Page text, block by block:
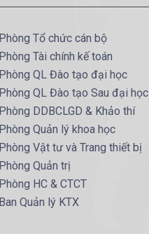
Phòng Tổ chức cán bộ
Phòng Tài chính kế toán
Phòng QL Đào tạo đại học
Phòng QL Đào tạo Sau đại học
Phòng DDBCLGD & Khảo thí
Phòng Quản lý khoa học
Phòng Vật tư và Trang thiết bị
Phòng Quản trị
Phòng HC & CTCT
Ban Quản lý KTX